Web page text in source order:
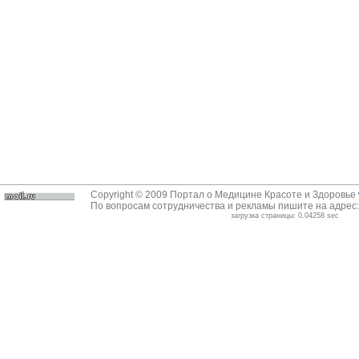
Copyright © 2009 Портал о Медицине Красоте и Здоровье
По вопросам сотрудничества и рекламы пишите на
загрузка страницы: 0.04258 sec